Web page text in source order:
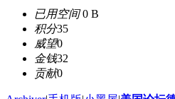
已用空间0 B
积分35
威望0
金钱32
贡献0